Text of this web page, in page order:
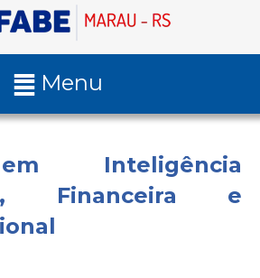
Menu
Inteligência
Financeira e